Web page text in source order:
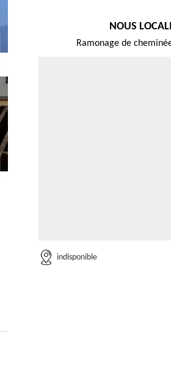
NOUS
Ramonage de
indisponible